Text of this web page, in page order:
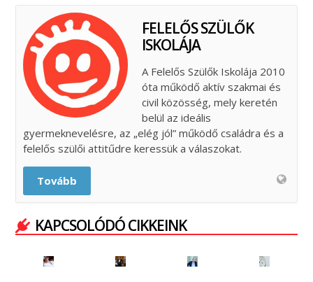
FELELŐS SZÜLŐK
ISKOLÁJA
A Felelős Szülők Iskolája 2010
óta működő aktív szakmai és
civil közösség, mely keretén
belül az ideális
gyermeknevelésre, az „elég jól” működő családra és a
felelős szülői attitűdre keressük a válaszokat.
Tovább
KAPCSOLÓDÓ CIKKEINK